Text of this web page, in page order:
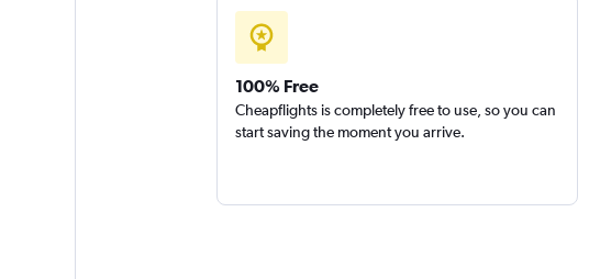
100% Free
Cheapflights is completely free to use, so you can
start saving the moment you arrive.